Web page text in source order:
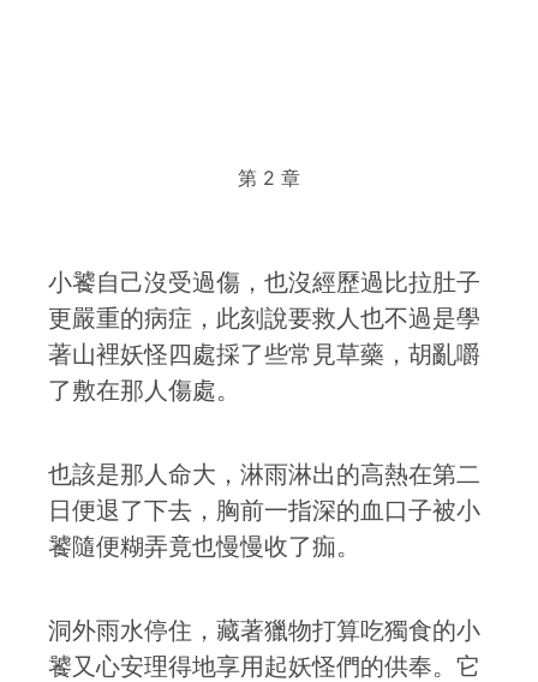
第 2 章
小饕自己沒受過傷，也沒經歷過比拉肚子
更嚴重的病症，此刻說要救人也不過是學
著山裡妖怪四處採了些常見草藥，胡亂嚼
了敷在那人傷處。
也該是那人命大，淋雨淋出的高熱在第二
日便退了下去，胸前一指深的血口子被小
饕隨便糊弄竟也慢慢收了痂。
洞外雨水停住，藏著獵物打算吃獨食的小
饕又心安理得地享用起妖怪們的供奉。它